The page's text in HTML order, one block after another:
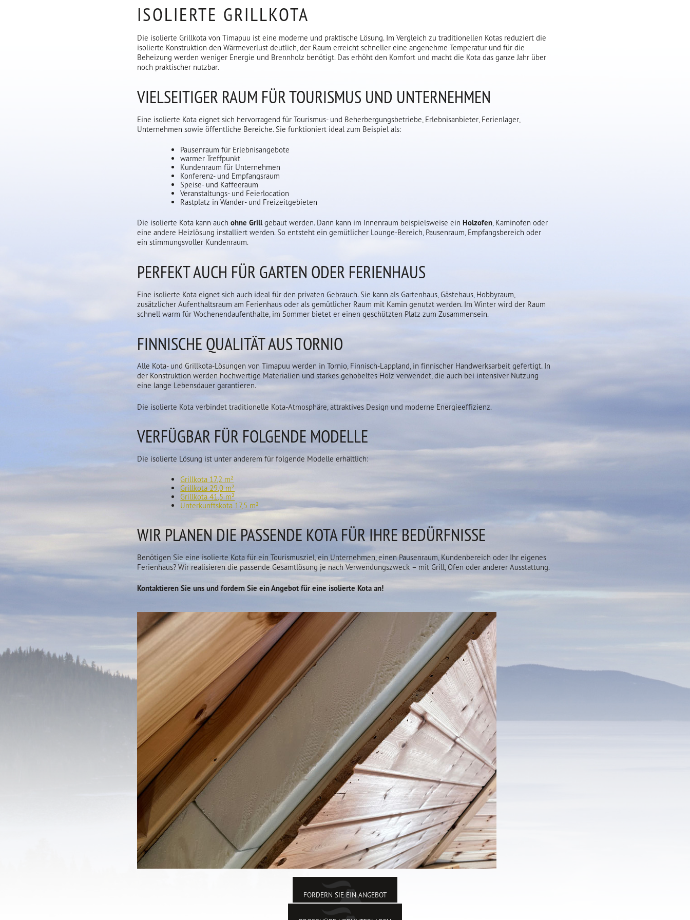
ISOLIERTE GRILLKOTA
Die isolierte Grillkota von Timapuu ist eine moderne und praktische Lösung. Im Vergleich zu traditionellen Kotas reduziert die
isolierte Konstruktion den Wärmeverlust deutlich, der Raum erreicht schneller eine angenehme Temperatur und für die
Beheizung werden weniger Energie und Brennholz benötigt. Das erhöht den Komfort und macht die Kota das ganze Jahr über
noch praktischer nutzbar.
VIELSEITIGER RAUM FÜR TOURISMUS UND UNTERNEHMEN
Eine isolierte Kota eignet sich hervorragend für Tourismus- und Beherbergungsbetriebe, Erlebnisanbieter, Ferienlager,
Unternehmen sowie öffentliche Bereiche. Sie funktioniert ideal zum Beispiel als:
Pausenraum für Erlebnisangebote
warmer Treffpunkt
Kundenraum für Unternehmen
Konferenz- und Empfangsraum
Speise- und Kaffeeraum
Veranstaltungs- und Feierlocation
Rastplatz in Wander- und Freizeitgebieten
Die isolierte Kota kann auch ohne Grillgebaut werden. Dann kann im Innenraum beispielsweise ein Holzofen, Kaminofen oder
eine andere Heizlösung installiert werden. So entsteht ein gemütlicher Lounge-Bereich, Pausenraum, Empfangsbereich oder
ein stimmungsvoller Kundenraum.
PERFEKT AUCH FÜR GARTEN ODER FERIENHAUS
Eine isolierte Kota eignet sich auch ideal für den privaten Gebrauch. Sie kann als Gartenhaus, Gästehaus, Hobbyraum,
zusätzlicher Aufenthaltsraum am Ferienhaus oder als gemütlicher Raum mit Kamin genutzt werden. Im Winter wird der Raum
schnell warm für Wochenendaufenthalte, im Sommer bietet er einen geschützten Platz zum Zusammensein.
FINNISCHE QUALITÄT AUS TORNIO
Alle Kota- und Grillkota-Lösungen von Timapuu werden in Tornio, Finnisch-Lappland, in finnischer Handwerksarbeit gefertigt. In
der Konstruktion werden hochwertige Materialien und starkes gehobeltes Holz verwendet, die auch bei intensiver Nutzung
eine lange Lebensdauer garantieren.
Die isolierte Kota verbindet traditionelle Kota-Atmosphäre, attraktives Design und moderne Energieeffizienz.
VERFÜGBAR FÜR FOLGENDE MODELLE
Die isolierte Lösung ist unter anderem für folgende Modelle erhältlich:
Grillkota 17,2 m²
Grillkota 29,0 m²
Grillkota 41,5 m²
Unterkunftskota 17,5 m²
WIR PLANEN DIE PASSENDE KOTA FÜR IHRE BEDÜRFNISSE
Benötigen Sie eine isolierte Kota für ein Tourismusziel, ein Unternehmen, einen Pausenraum, Kundenbereich oder Ihr eigenes
Ferienhaus? Wir realisieren die passende Gesamtlösung je nach Verwendungszweck – mit Grill, Ofen oder anderer Ausstattung.
Kontaktieren Sie uns und fordern Sie ein Angebot für eine isolierte Kota an!
FORDERN SIE EIN ANGEBOT